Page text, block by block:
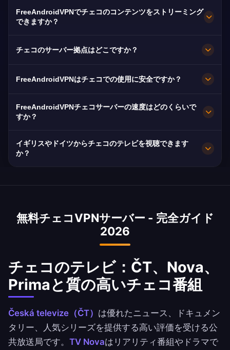
はい！FreeAndroidVPNチェコサーバーは100%無
料です。プラハ、ブルノ、オストラヴァのサーバ
ス、ドイツ、アメリカのチェコ人駐在員に必須の
FreeAndroidVPNでチェコのコンテンツをストリーミング
できますか？
リーミングに最適化されています。
チェコのサーバー拠点はどこですか？
ノ、オストラヴァに複数の高速サーバーを維持し
ています。全サーバーは最大速度のための
10Gbps接続を備えています。アプリでお好みの
に基づいた最適なパフォーマンスを得られます。
FreeAndroidVPNはチェコでの使用に安全ですか？
もちろんです。AES-256暗号化とノーログポリシ
ーを採用。チェコはインターネットの自由を強く
FreeAndroidVPNチェコサーバーの速度はどのくらいで
すか？
10Gbpsサーバーを採用。チェコの平均速度90
Mbpsと優れた光ファイバーにより、高品質スト
イギリスやドイツからチェコのテレビを視聴できます
か？
テンツに地域制限を設けています。当社のVPNは
スやドイツの大規模なチェコ人コミュニティに不
無料チェコVPNサーバー - 完全ガイド
2026
チェコのテレビ：ČT、Nova、
Primaと質の高いチェコ番組
Česká televize（ČT） は優れたニュース、ドキュメン
タリー、人気シリーズを提供する高い評価を受ける公
共放送局です。 TV Novaはリアリティ番組やドラマで